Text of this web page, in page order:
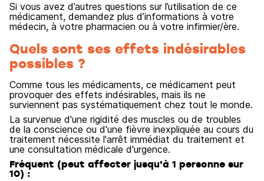
Si vous avez d’autres questions sur l’utilisation de ce
médicament, demandez plus d’informations à votre
médecin, à votre pharmacien ou à votre infirmier/ère.
Quels sont ses effets indésirables
possibles ?
Comme tous les médicaments, ce médicament peut
provoquer des effets indésirables, mais ils ne
surviennent pas systématiquement chez tout le monde.
La survenue d'une rigidité des muscles ou de troubles
de la conscience ou d'une fièvre inexpliquée au cours du
traitement nécessite l'arrêt immédiat du traitement et
une consultation médicale d'urgence.
Fréquent (peut affecter jusqu'à 1 personne sur
10) :